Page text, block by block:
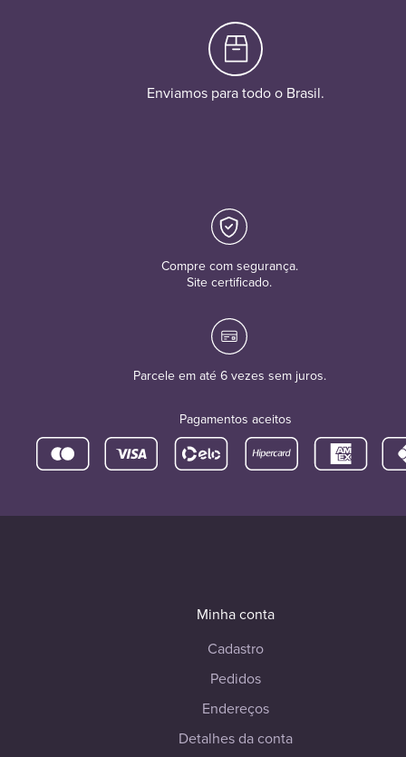
Enviamos para todo o Brasil.
Compre com segurança.
Site certificado.
Parcele em até 6 vezes sem juros.
Pagamentos aceitos
Minha conta
Cadastro
Pedidos
Endereços
Detalhes da conta